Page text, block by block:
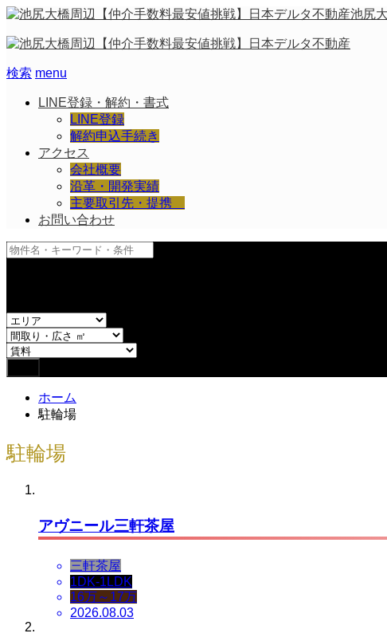
池尻
検索 menu
LINE登録・解約・書式
LINE登録
解約申込手続き
アクセス
会社概要
沿革・開発実績
主要取引先・提携
お問い合わせ
ホーム
駐輪場
駐輪場
アヴニール三軒茶屋
三軒茶屋
1DK-1LDK
16万～17万
2026.08.03